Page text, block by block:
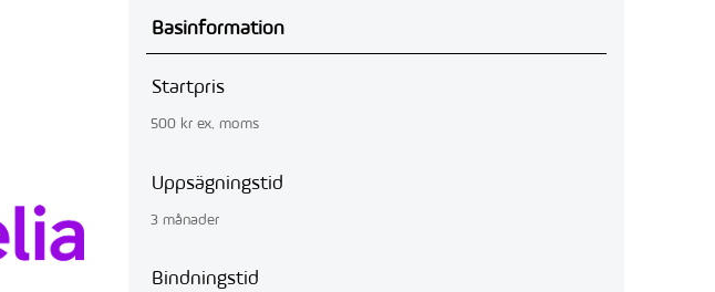
Basinformation
Startpris
500 krex. moms
Uppsägningstid
3 månader
Bindningstid